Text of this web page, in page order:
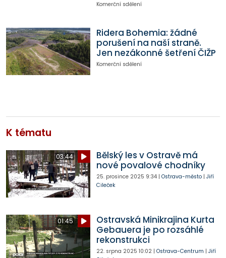
Komerční sdělení
Ridera Bohemia: žádné
porušení na naší straně.
Jen nezákonné šetření ČIŽP
Komerční sdělení
K tématu
03:44
Bělský les v Ostravě má
nové povalové chodníky
25. prosince 2025 9:34| Ostrava-město| Jiří
Cileček
01:45
Ostravská Minikrajina Kurta
Gebauera je po rozsáhlé
rekonstrukci
22. srpna 2025 10:02| Ostrava-Centrum | Jiří